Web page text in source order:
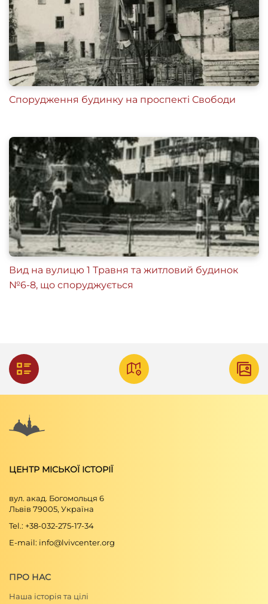
Спорудження будинку на проспекті Свободи
Вид на вулицю 1 Травня та житловий будинок
№6-8, що споруджується
ЦЕНТР МІСЬКОЇ ІСТОРІЇ
вул. акад. Богомольця 6
Львів 79005, Україна
Tel.: +38-032-275-17-34
E-mail: info@lvivcenter.org
ПРО НАС
Наша історія та цілі